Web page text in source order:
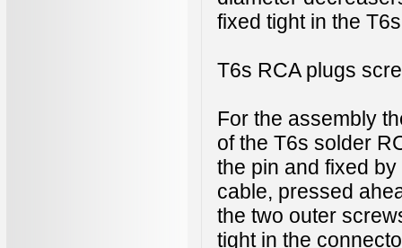
fixed tight in the
T6s RCA plugs
For the assembly
of the T6s solder
the pin and fixed
cable, pressed
the two outer
tight in the